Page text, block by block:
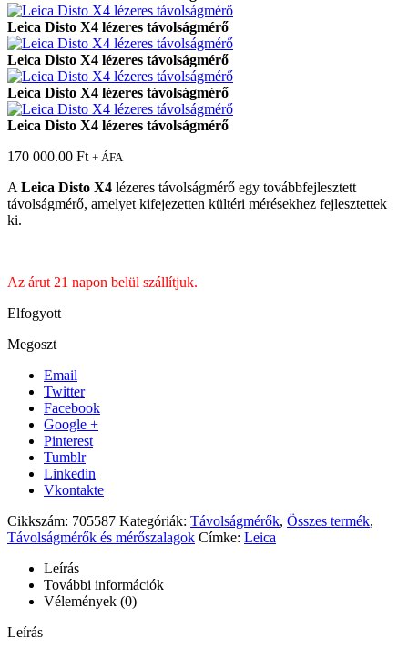
Leica Disto X4 lézeres távolságmérő
Leica Disto X4 lézeres távolságmérő
Leica Disto X4 lézeres távolságmérő
Leica Disto X4 lézeres távolságmérő
170 000.00 Ft + ÁFA
A Leica Disto X4 lézeres távolságmérő egy továbbfejlesztett
távolságmérő, amelyet kifejezetten kültéri mérésekhez fejlesztettek
ki.
Az árut 21 napon belül szállítjuk.
Elfogyott
Megoszt
Email
Twitter
Facebook
Google +
Pinterest
Tumblr
Linkedin
Vkontakte
Cikkszám: 705587 Kategóriák: Távolságmérők, Összes termék,
Távolságmérők és mérőszalagok Címke: Leica
Leírás
További információk
Vélemények (0)
Leírás